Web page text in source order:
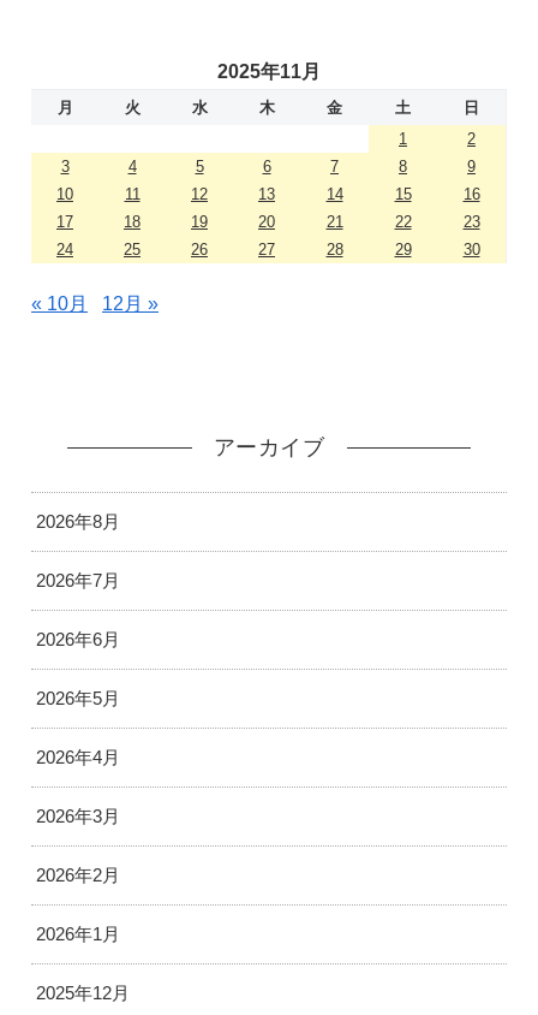
2025年11月
月 火 水 木 金 土
日
1
2
3
4 5 6 7 8
9
10
11 12 13 14 15
16
17
18 19 20 21 22
23
24
25 26 27 28 29 30
« 10月 12月 »
アーカイブ
2026年8月
2026年7月
2026年6月
2026年5月
2026年4月
2026年3月
2026年2月
2026年1月
2025年12月